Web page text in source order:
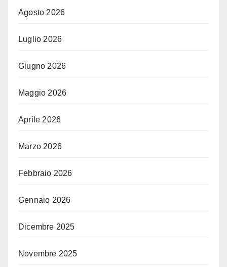
Agosto 2026
Luglio 2026
Giugno 2026
Maggio 2026
Aprile 2026
Marzo 2026
Febbraio 2026
Gennaio 2026
Dicembre 2025
Novembre 2025